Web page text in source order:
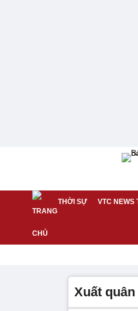
THỜI SỰ VTC NEWS
xuất quân